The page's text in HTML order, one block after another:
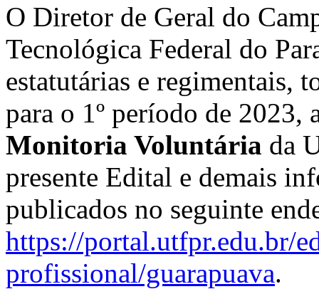
O Diretor de Geral do
Tecnológica Federal do
estatutárias e regimentais,
para o 1º período de 2023,
Monitoria Voluntária da
presente Edital e demais
publicados no seguinte
https://portal.utfpr.edu.br/
profissional/guarapuava.